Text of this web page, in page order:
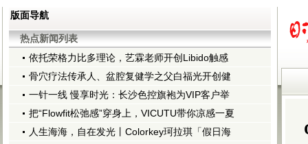
版面导航
热点新闻列表
依托荣格力比多理论，艺霖老师开创Libido触感
骨穴疗法传承人、盆腔复健学之父白福光开创健
一针一线 慢享时光：长沙色控旗袍为VIP客户举
把“Flowfit松弛感”穿身上，VICUTU带你凉感一夏
人生海海，自在发光丨Colorkey珂拉琪「假日海